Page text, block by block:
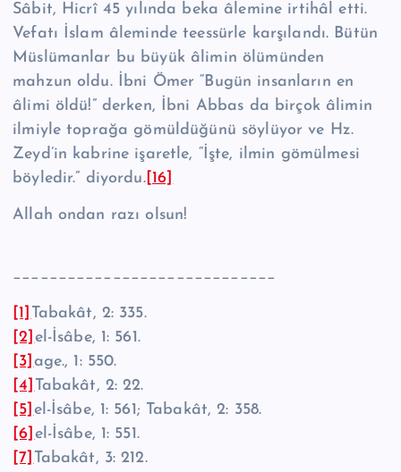
Sâbit, Hicrî 45 yılında beka âle­mine irtihâl etti.
Vefatı İslam âleminde teessürle karşılandı. Bütün
Müslüman­lar bu büyük âlimin ölümünden
mahzun oldu. İbni Ömer “Bugün insanların en
âlimi öldü!” derken, İbni Abbas da birçok âlimin
ilmiyle toprağa gömüldüğünü söylüyor ve Hz.
Zeyd’in kabrine işaretle, “İşte, ilmin gömülmesi
böyledir.” di­yordu.[16]
Allah ondan razı olsun!
_____________________________
[1] Tabakât, 2: 335.
[2] el-İsâbe, 1: 561.
[3] age., 1: 550.
[4] Tabakât, 2: 22.
[5] el-İsâbe, 1: 561; Tabakât, 2: 358.
[6] el-İsâbe, 1: 551.
[7] Tabakât, 3: 212.